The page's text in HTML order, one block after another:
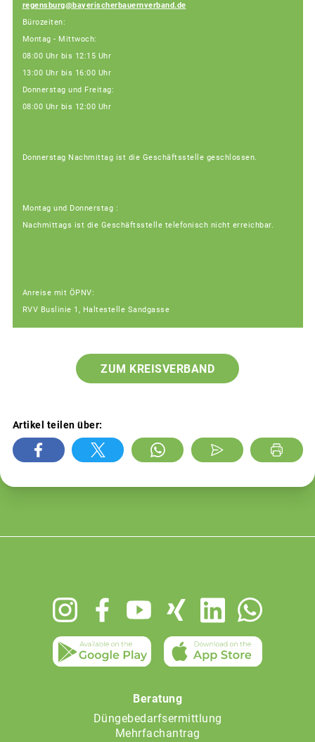
regensburg@bayerischerbauernverband.de
Bürozeiten:
Montag - Mittwoch:
08:00 Uhr bis 12:15 Uhr
13:00 Uhr bis 16:00 Uhr
Donnerstag und Freitag:
08:00 Uhr bis 12:00 Uhr
Donnerstag Nachmittag ist die Geschäftsstelle geschlossen.
Montag und Donnerstag :
Nachmittags ist die Geschäftsstelle telefonisch nicht erreichbar.
Anreise mit ÖPNV:
RVV Buslinie 1, Haltestelle Sandgasse
ZUM KREISVERBAND
Artikel teilen über:
Beratung
Düngebedarfsermittlung
Mehrfachantrag